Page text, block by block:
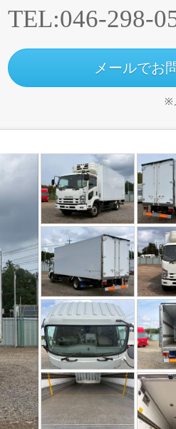
TEL:046-298-
メールでお
※